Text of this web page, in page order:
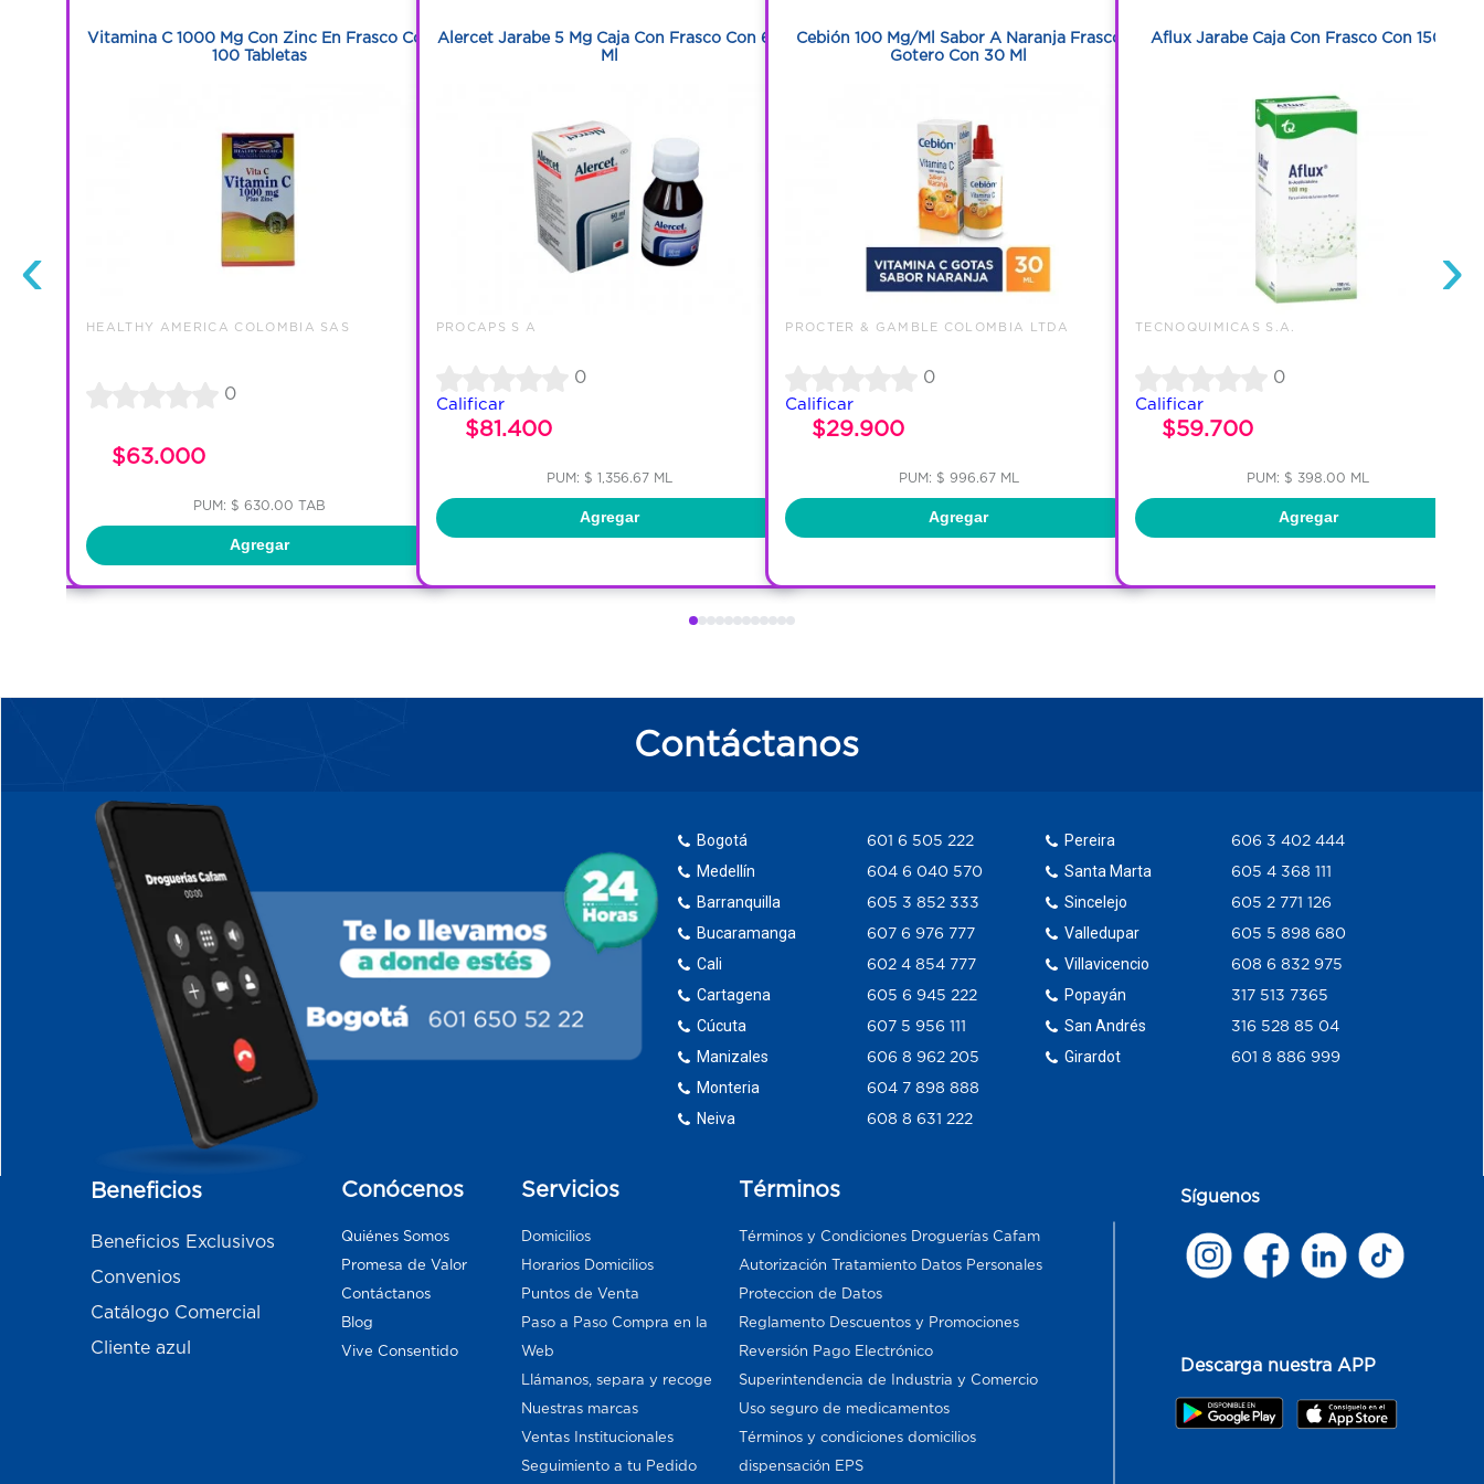
‹
Vitamina C 1000 Mg Con Zinc En Frasco Con
100 Tabletas
HEALTHY AMERICA COLOMBIA SAS
0
$63.000
PUM: $ 630.00 TAB
Agregar
Alercet Jarabe 5 Mg Caja Con Frasco Con 60
Ml
PROCAPS S A
0
Calificar
$81.400
PUM: $ 1,356.67 ML
Agregar
Cebión 100 Mg/Ml Sabor A Naranja Frasco
Gotero Con 30 Ml
PROCTER & GAMBLE COLOMBIA LTDA
0
Calificar
$29.900
PUM: $ 996.67 ML
Agregar
Aflux Jarabe Caja Con Frasco Con 150 Ml
TECNOQUIMICAS S.A.
0
Calificar
$59.700
PUM: $ 398.00 ML
Agregar
›
Contáctanos
Bogotá
Medellín
Barranquilla
Bucaramanga
Cali
Cartagena
Cúcuta
Manizales
Monteria
Neiva
601 6 505 222
604 6 040 570
605 3 852 333
607 6 976 777
602 4 854 777
605 6 945 222
607 5 956 111
606 8 962 205
604 7 898 888
608 8 631 222
Pereira
Santa Marta
Sincelejo
Valledupar
Villavicencio
Popayán
San Andrés
Girardot
606 3 402 444
605 4 368 111
605 2 771 126
605 5 898 680
608 6 832 975
317 513 7365
316 528 85 04
601 8 886 999
Beneficios
Beneficios Exclusivos
Convenios
Catálogo Comercial
Cliente azul
Conócenos
Quiénes Somos
Promesa de Valor
Contáctanos
Blog
Vive Consentido
Servicios
Domicilios
Horarios Domicilios
Puntos de Venta
Paso a Paso Compra en la
Web
Llámanos, separa y recoge
Nuestras marcas
Ventas Institucionales
Seguimiento a tu Pedido
Términos
Términos y Condiciones Droguerías Cafam
Autorización Tratamiento Datos Personales
Proteccion de Datos
Reglamento Descuentos y Promociones
Reversión Pago Electrónico
Superintendencia de Industria y Comercio
Uso seguro de medicamentos
Términos y condiciones domicilios
dispensación EPS
Síguenos
Descarga nuestra APP